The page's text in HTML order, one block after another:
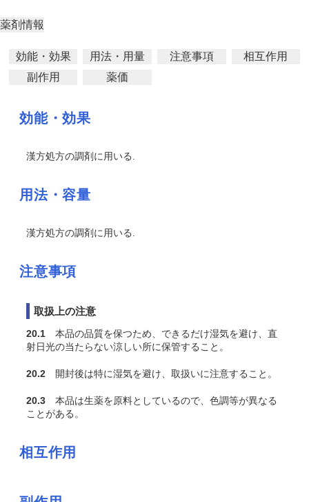
薬剤情報
効能・効果 用法・用量 注意事項
相互作用
副作用
薬価
効能・効果
漢方処方の調剤に用いる.
用法・容量
漢方処方の調剤に用いる.
注意事項
取扱上の注意
20.1 本品の品質を保つため、できるだけ湿気を避け、直
射日光の当たらない涼しい所に保管すること。
20.2 開封後は特に湿気を避け、取扱いに注意すること。
20.3 本品は生薬を原料としているので、色調等が異なる
ことがある。
相互作用